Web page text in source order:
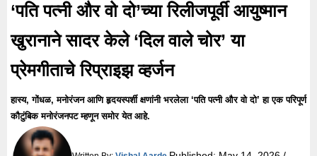
‘पति पत्नी और वो दो’च्या रिलीजपूर्वी आयुष्मान
खुरानाने सादर केले ‘दिल वाले चोर’ या
प्रेमगीताचे रिप्राइझ व्हर्जन
हास्य, गोंधळ, मनोरंजन आणि हृदयस्पर्शी क्षणांनी भरलेला ‘पति पत्नी और वो दो’ हा एक परिपूर्ण
कौटुंबिक मनोरंजनपट म्हणून समोर येत आहे.